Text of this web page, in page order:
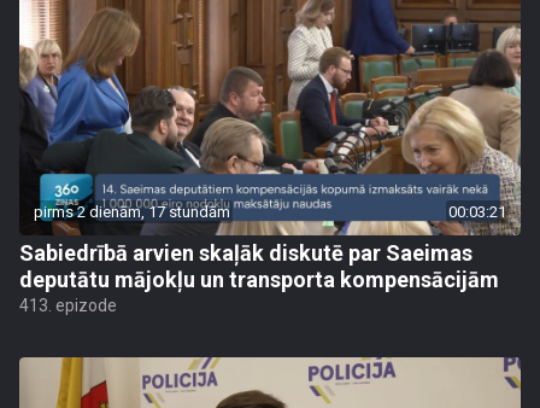
pirms 2 dienām, 17 stundām 00:03:21
Sabiedrībā arvien skaļāk diskutē par Saeimas
deputātu mājokļu un transporta kompensācijām
413. epizode